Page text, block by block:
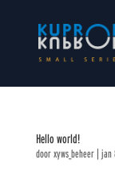
Hello world!
door xyws_beheer| jan